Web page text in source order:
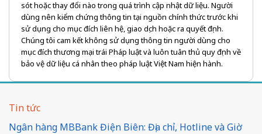
sót hoặc thay đổi nào trong quá trình cập nhật dữ liệu. Người
dùng nên kiểm chứng thông tin tại nguồn chính thức trước khi
sử dụng cho mục đích liên hệ, giao dịch hoặc ra quyết định.
Chúng tôi cam kết không sử dụng thông tin người dùng cho
mục đích thương mại trái Pháp luật và luôn tuân thủ quy định về
bảo vệ dữ liệu cá nhân theo pháp luật Việt Nam hiện hành.
Tin tức
Ngân hàng MBBank Điện Biên: Địa chỉ, Hotline và Giờ